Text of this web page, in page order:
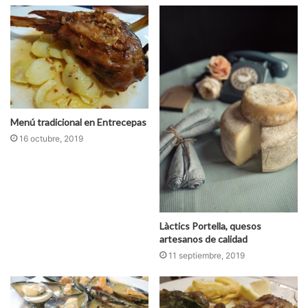
Menú tradicional en Entrecepas
16 octubre, 2019
Làctics Portella, quesos
artesanos de calidad
11 septiembre, 2019